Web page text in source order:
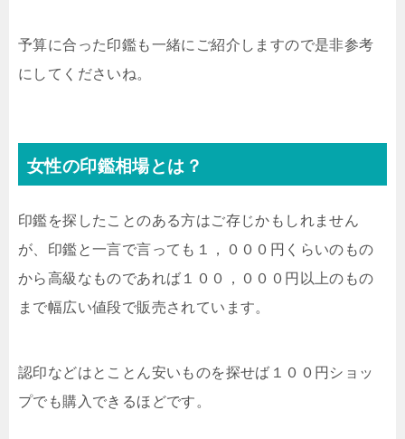
予算に合った印鑑も一緒にご紹介しますので是非参考
にしてくださいね。
女性の印鑑相場とは？
印鑑を探したことのある方はご存じかもしれません
が、印鑑と一言で言っても１，０００円くらいのもの
から高級なものであれば１００，０００円以上のもの
まで幅広い値段で販売されています。
認印などはとことん安いものを探せば１００円ショッ
プでも購入できるほどです。